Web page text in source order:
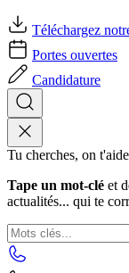
Téléchargez
Portes ouvertes
Candidature
Tu cherches, on
Tape un mot-clé et
actualités... qui te